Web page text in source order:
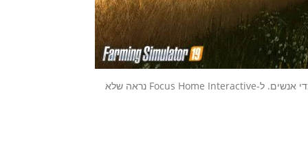
אבל זה לא ספורט אמיתי! את הטיעון הזה כנראה שמעתם מיותר מדי אנשים. ל-Focus Home Interactive נראה שלא